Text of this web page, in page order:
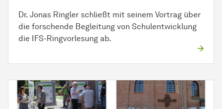
Dr. Jonas Ringler schließt mit seinem Vortrag über
die forschende Begleitung von Schulentwicklung
die IFS-Ringvorlesung ab.